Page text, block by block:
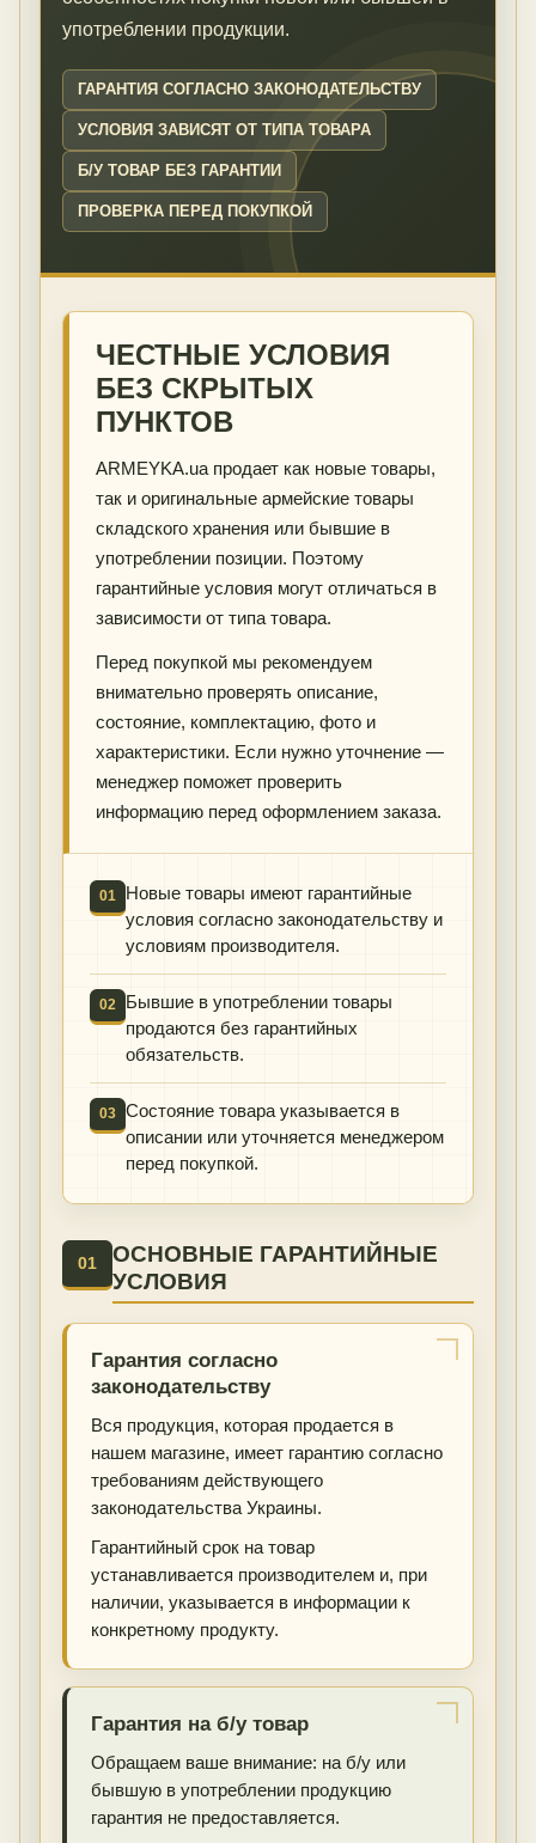
употреблении продукции.
ГАРАНТИЯ СОГЛАСНО ЗАКОНОДАТЕЛЬСТВУ
УСЛОВИЯ ЗАВИСЯТ ОТ ТИПА ТОВАРА
Б/У ТОВАР БЕЗ ГАРАНТИИ
ПРОВЕРКА ПЕРЕД ПОКУПКОЙ
ЧЕСТНЫЕ УСЛОВИЯ
БЕЗ СКРЫТЫХ
ПУНКТОВ
ARMEYKA.ua продает как новые товары,
так и оригинальные армейские товары
складского хранения или бывшие в
употреблении позиции. Поэтому
гарантийные условия могут отличаться в
зависимости от типа товара.
Перед покупкой мы рекомендуем
внимательно проверять описание,
состояние, комплектацию, фото и
характеристики. Если нужно уточнение —
менеджер поможет проверить
информацию перед оформлением заказа.
01
Новые товары имеют гарантийные
условия согласно законодательству и
условиям производителя.
02
Бывшие в употреблении товары
продаются без гарантийных
обязательств.
03 Состояние товара указывается в
описании или уточняется менеджером
перед покупкой.
01
ОСНОВНЫЕ ГАРАНТИЙНЫЕ
УСЛОВИЯ
Гарантия согласно
законодательству
Вся продукция, которая продается в
нашем магазине, имеет гарантию согласно
требованиям действующего
законодательства Украины.
Гарантийный срок на товар
устанавливается производителем и, при
наличии, указывается в информации к
конкретному продукту.
Гарантия на б/у товар
Обращаем ваше внимание: на б/у или
бывшую в употреблении продукцию
гарантия не предоставляется.